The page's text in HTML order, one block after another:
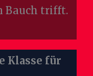
Bauch trifft.
Klasse für